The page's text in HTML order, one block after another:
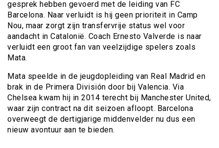
gesprek hebben gevoerd met de leiding van FC
Barcelona. Naar verluidt is hij geen prioriteit in Camp
Nou, maar zorgt zijn transfervrije status wel voor
aandacht in Catalonië. Coach Ernesto Valverde is naar
verluidt een groot fan van veelzijdige spelers zoals
Mata.
Mata speelde in de jeugdopleiding van Real Madrid en
brak in de Primera División door bij Valencia. Via
Chelsea kwam hij in 2014 terecht bij Manchester United,
waar zijn contract na dit seizoen afloopt. Barcelona
overweegt de dertigjarige middenvelder nu dus een
nieuw avontuur aan te bieden.